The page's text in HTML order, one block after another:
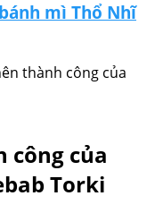
mì Thổ Nhĩ
thành công của
công của
Torki